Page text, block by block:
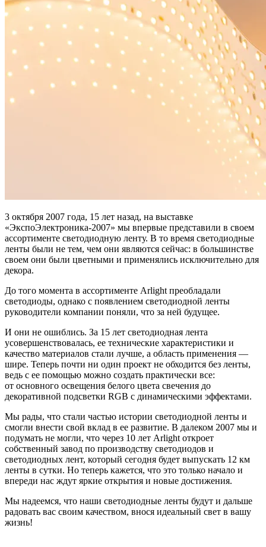
3 октября 2007 года, 15 лет назад, на выставке
«ЭкспоЭлектроника-2007» мы впервые представили в своем
ассортименте светодиодную ленту. В то время светодиодные
ленты были не тем, чем они являются сейчас: в большинстве
своем они были цветными и применялись исключительно для
декора.
До того момента в ассортименте Arlight преобладали
светодиоды, однако с появлением светодиодной ленты
руководители компании поняли, что за ней будущее.
И они не ошиблись. За 15 лет светодиодная лента
усовершенствовалась, ее технические характеристики и
качество материалов стали лучше, а область применения —
шире. Теперь почти ни один проект не обходится без ленты,
ведь с ее помощью можно создать практически все:
от основного освещения белого цвета свечения до
декоративной подсветки RGB с динамическими эффектами.
Мы рады, что стали частью истории светодиодной ленты и
смогли внести свой вклад в ее развитие. В далеком 2007 мы и
подумать не могли, что через 10 лет Arlight откроет
собственный завод по производству светодиодов и
светодиодных лент, который сегодня будет выпускать 12 км
ленты в сутки. Но теперь кажется, что это только начало и
впереди нас ждут яркие открытия и новые достижения.
Мы надеемся, что наши светодиодные ленты будут и дальше
радовать вас своим качеством, внося идеальный свет в вашу
жизнь!